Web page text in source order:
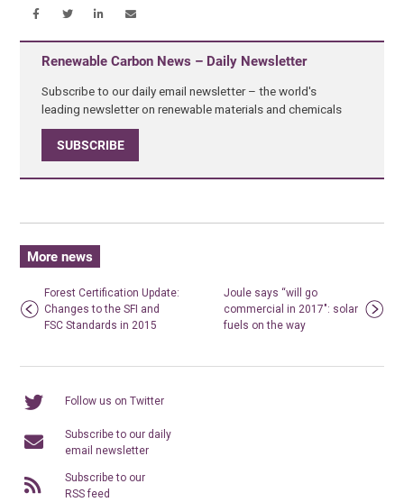
Renewable Carbon News – Daily Newsletter
Subscribe to our daily email newsletter – the world's
leading newsletter on renewable materials and chemicals
SUBSCRIBE
More news
Forest Certification Update:
Changes to the SFI and
FSC Standards in 2015
Joule says “will go
commercial in 2017″: solar
fuels on the way
Follow us on Twitter
Subscribe to our daily
email newsletter
Subscribe to our
RSS feed